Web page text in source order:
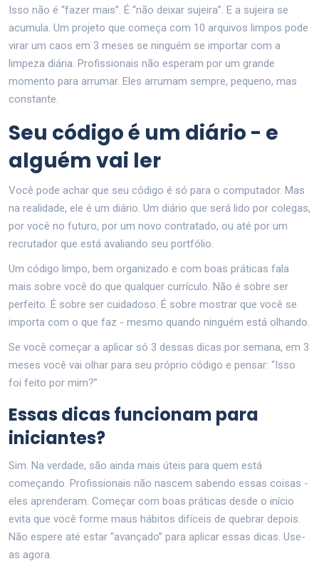
Isso não é “fazer mais”. É “não deixar sujeira”. E a sujeira se
acumula. Um projeto que começa com 10 arquivos limpos pode
virar um caos em 3 meses se ninguém se importar com a
limpeza diária. Profissionais não esperam por um grande
momento para arrumar. Eles arrumam sempre, pequeno, mas
constante.
Seu código é um diário - e
alguém vai ler
Você pode achar que seu código é só para o computador. Mas
na realidade, ele é um diário. Um diário que será lido por colegas,
por você no futuro, por um novo contratado, ou até por um
recrutador que está avaliando seu portfólio.
Um código limpo, bem organizado e com boas práticas fala
mais sobre você do que qualquer currículo. Não é sobre ser
perfeito. É sobre ser cuidadoso. É sobre mostrar que você se
importa com o que faz - mesmo quando ninguém está olhando.
Se você começar a aplicar só 3 dessas dicas por semana, em 3
meses você vai olhar para seu próprio código e pensar: “Isso
foi feito por mim?”
Essas dicas funcionam para
iniciantes?
Sim. Na verdade, são ainda mais úteis para quem está
começando. Profissionais não nascem sabendo essas coisas -
eles aprenderam. Começar com boas práticas desde o início
evita que você forme maus hábitos difíceis de quebrar depois.
Não espere até estar “avançado” para aplicar essas dicas. Use-
as agora.